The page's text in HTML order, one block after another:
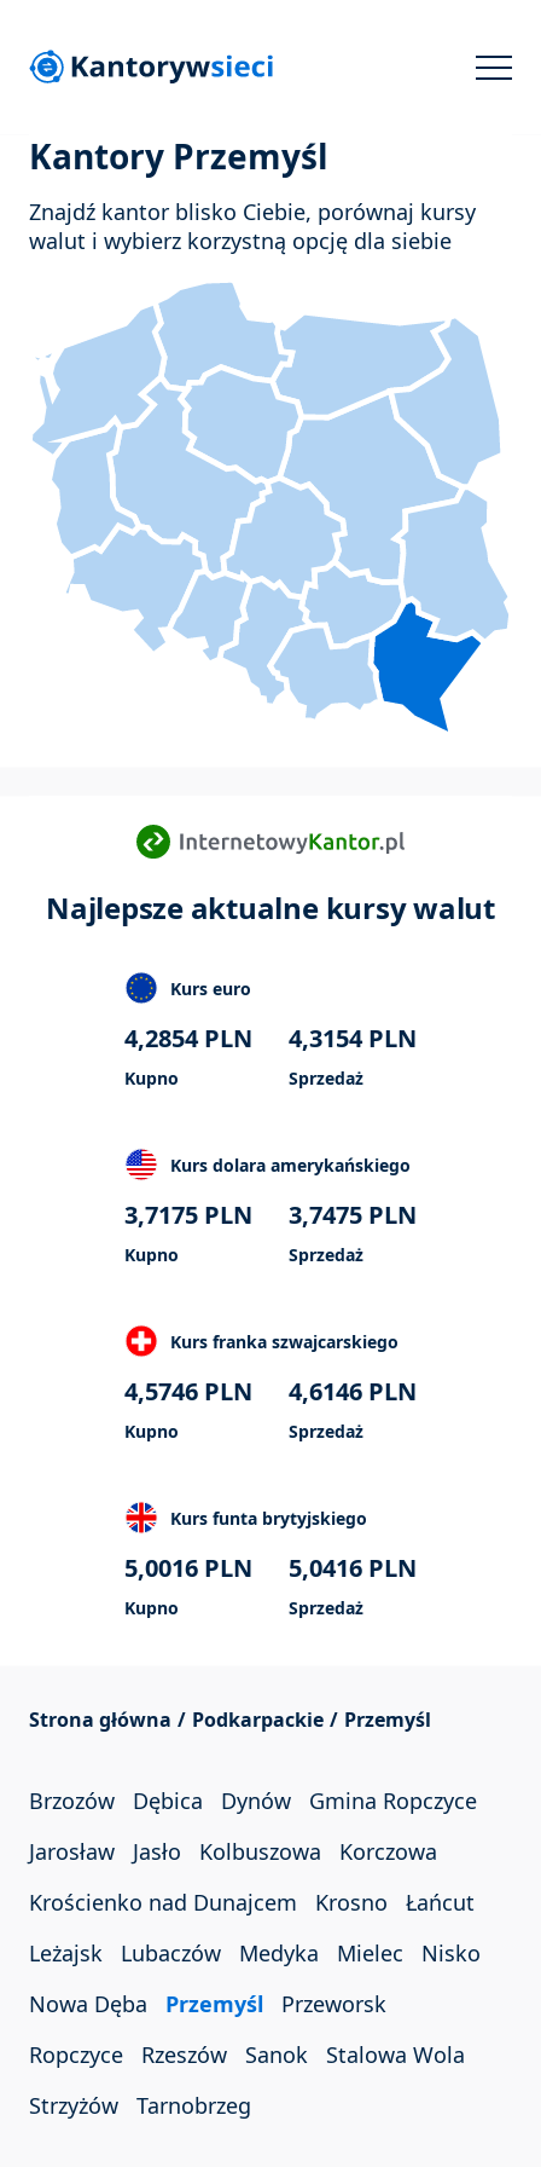
Kantory Przemyśl
Znajdź kantor blisko Ciebie, porównaj kursy
walut i wybierz korzystną opcję dla siebie
Najlepsze aktualne kursy walut
Kurs euro
4,2854PLN
Kupno
4,3154PLN
Sprzedaż
Kurs dolara amerykańskiego
3,7175 PLN
Kupno
3,7475 PLN
Sprzedaż
Kurs franka szwajcarskiego
4,5746 PLN
Kupno
4,6146 PLN
Sprzedaż
Kurs funta brytyjskiego
5,0016 PLN
Kupno
5,0416 PLN
Sprzedaż
Strona główna Podkarpackie Przemyśl
Brzozów Dębica Dynów
Gmina Ropczyce
Jarosław
Jasło Kolbuszowa
Korczowa
Krościenko nad Dunajcem
Krosno
Łańcut
Leżajsk
Lubaczów Medyka Mielec
Nisko
Nowa Dęba
Przemyśl
Przeworsk
Ropczyce
Rzeszów Sanok
Stalowa Wola
Strzyżów
Tarnobrzeg